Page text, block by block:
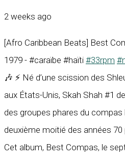
2 weeks ago
[Afro Caribbean Beats] Best
1979 - #caraïbe #haïti #33rpm
🎶 ⚡ Né d’une scission des
aux États-Unis, Skah Shah #1
des groupes phares du
deuxième moitié des années
Cet album, Best Compas, le